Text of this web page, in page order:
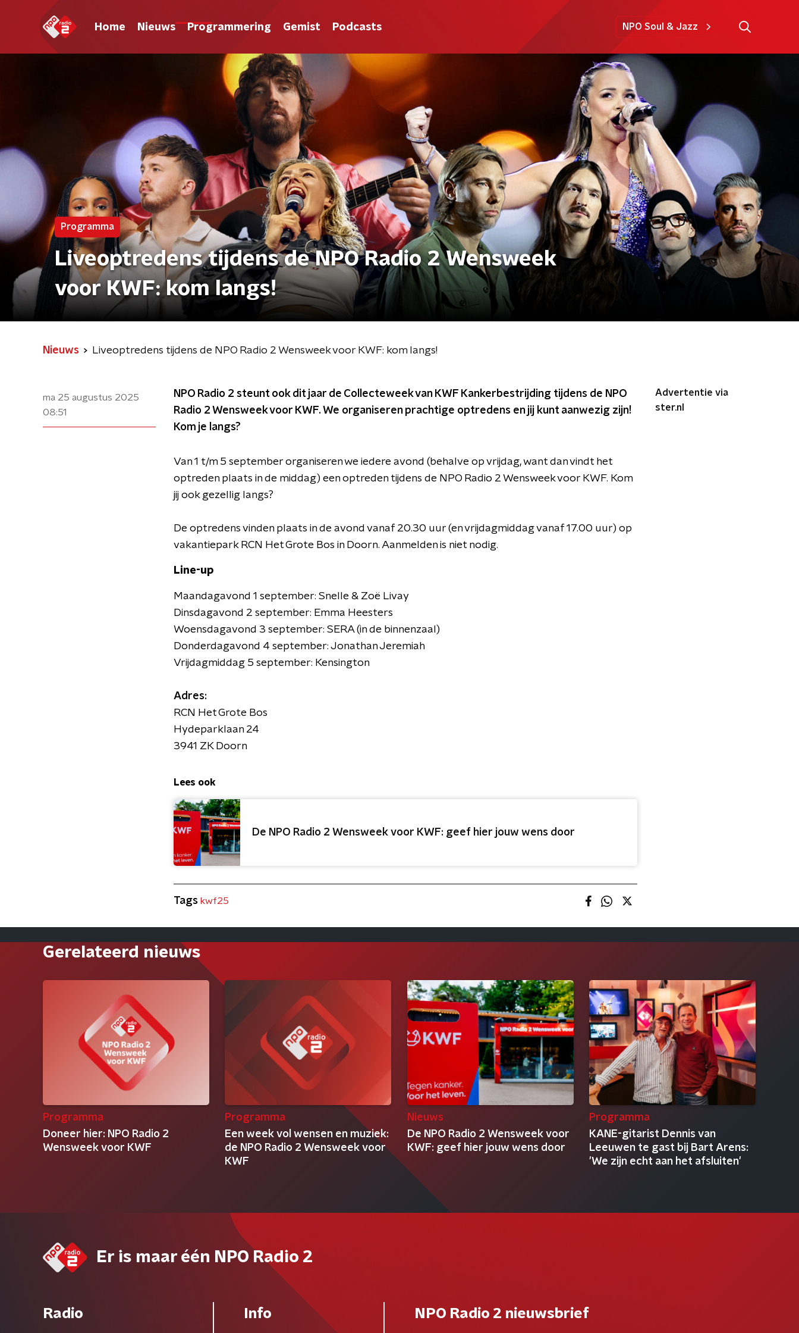
Home Nieuws Programmering Gemist Podcasts NPO Soul & Jazz
Programma
Liveoptredens tijdens de NPO Radio 2 Wensweek
voor KWF: kom langs!
Nieuws Liveoptredens tijdens de NPO Radio 2 Wensweek voor KWF: kom langs!
ma 25 augustus 2025
08:51
NPO Radio 2 steunt ook dit jaar de Collecteweek van KWF Kankerbestrijding tijdens de NPO
Radio 2 Wensweek voor KWF. We organiseren prachtige optredens en jij kunt aanwezig zijn!
Kom je langs?
Van 1 t/m 5 september organiseren we iedere avond (behalve op vrijdag, want dan vindt het
optreden plaats in de middag) een optreden tijdens de NPO Radio 2 Wensweek voor KWF. Kom
jij ook gezellig langs?
De optredens vinden plaats in de avond vanaf 20.30 uur (en vrijdagmiddag vanaf 17.00 uur) op
vakantiepark RCN Het Grote Bos in Doorn. Aanmelden is niet nodig.
Line-up
Maandagavond 1 september: Snelle & Zoë Livay
Dinsdagavond 2 september: Emma Heesters
Woensdagavond 3 september: SERA (in de binnenzaal)
Donderdagavond 4 september: Jonathan Jeremiah
Vrijdagmiddag 5 september: Kensington
Adres:
RCN Het Grote Bos
Hydeparklaan 24
3941 ZK Doorn
Lees ook
De NPO Radio 2 Wensweek voor KWF: geef hier jouw wens door
Advertentie via
ster.nl
Tags kwf25
Gerelateerd nieuws
Programma
Doneer hier: NPO Radio 2
Wensweek voor KWF
Programma
Een week vol wensen en muziek:
de NPO Radio 2 Wensweek voor
KWF
Nieuws
De NPO Radio 2 Wensweek voor
KWF: geef hier jouw wens door
Programma
KANE-gitarist Dennis van
Leeuwen te gast bij Bart Arens:
'We zijn echt aan het afsluiten'
Er is maar één NPO Radio 2
Radio Info NPO Radio 2 nieuwsbrief